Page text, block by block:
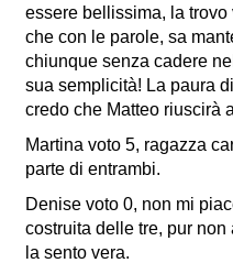
essere bellissima, la
che con le parole, sa
chiunque senza cadere
sua semplicità! La paura
credo che Matteo riuscirà
Martina voto 5, ragazza
parte di entrambi.
Denise voto 0, non mi
costruita delle tre, pur
la sento vera.